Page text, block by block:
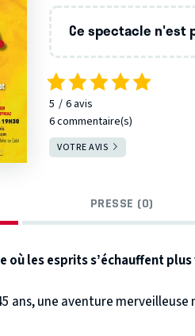
Ce spectacle n'est
5 6avis
6 commentaire(s)
VOTRE AVIS
PRESSE (0)
où les esprits s’échauffent
ans, une aventure
mariée à un transporteur routier